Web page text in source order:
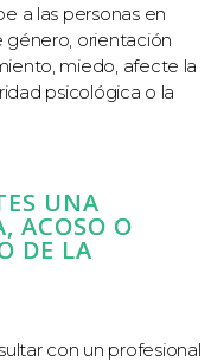
a las personas en
género, orientación
miedo, afecte la
psicológica o la
UNA
ACOSO O
DE LA
con un profesional